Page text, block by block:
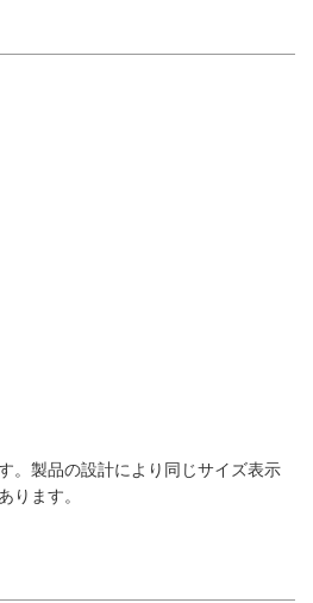
。製品の設計により同じサイズ表示
ります。